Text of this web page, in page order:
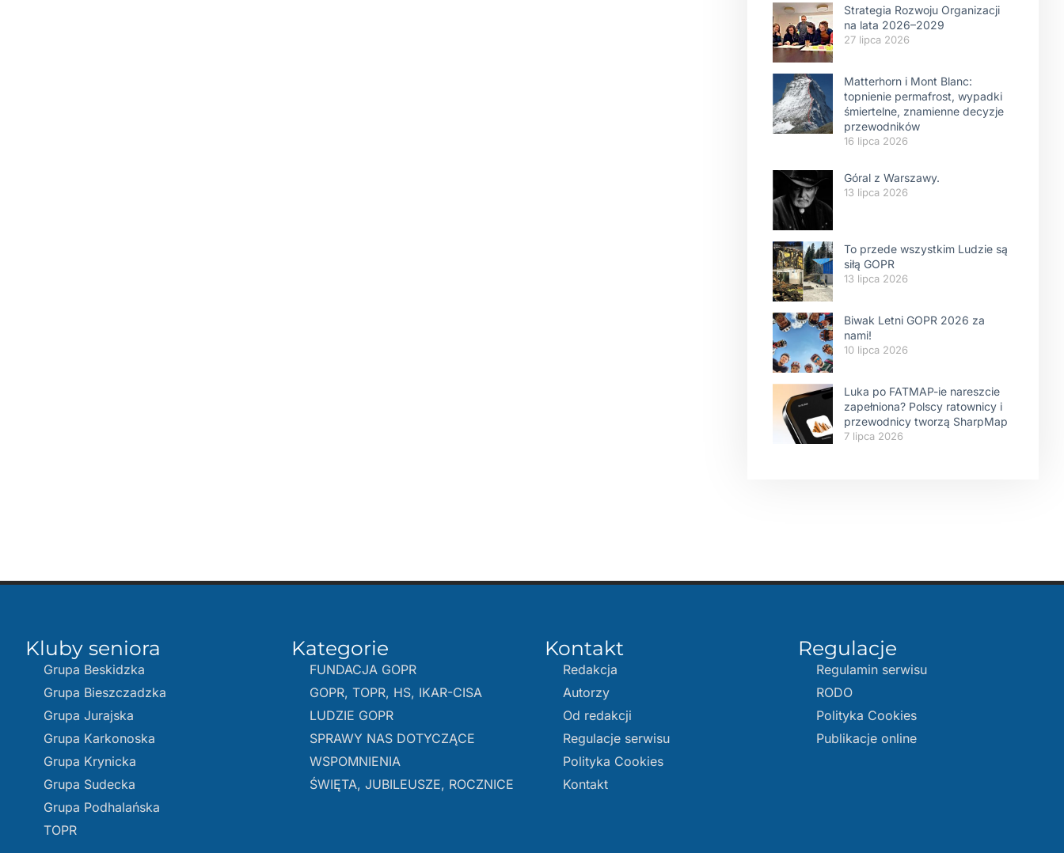
Strategia Rozwoju Organizacji
na lata 2026–2029
27 lipca 2026
Matterhorn i Mont Blanc:
topnienie permafrost, wypadki
śmiertelne, znamienne decyzje
przewodników
16 lipca 2026
Góral z Warszawy.
13 lipca 2026
To przede wszystkim Ludzie są
siłą GOPR
13 lipca 2026
Biwak Letni GOPR 2026 za
nami!
10 lipca 2026
Luka po FATMAP-ie nareszcie
zapełniona? Polscy ratownicy i
przewodnicy tworzą SharpMap
7 lipca 2026
Kluby seniora
Grupa Beskidzka​
Grupa Bieszczadzka
Grupa Jurajska
Grupa Karkonoska
Grupa Krynicka
Grupa Sudecka
Grupa Podhalańska
TOPR
Kategorie
FUNDACJA GOPR
GOPR, TOPR, HS, IKAR-CISA
LUDZIE GOPR
SPRAWY NAS DOTYCZĄCE
WSPOMNIENIA
ŚWIĘTA, JUBILEUSZE, ROCZNICE
Kontakt
Redakcja
Autorzy
Od redakcji
Regulacje serwisu
Polityka Cookies
Kontakt
Regulacje
Regulamin serwisu
RODO
Polityka Cookies
Publikacje online